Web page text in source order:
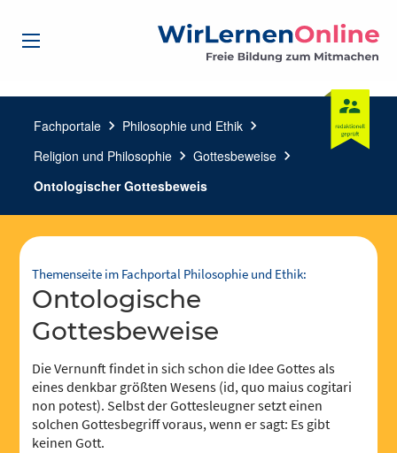
Fachportale chevron_right Philosophie und Ethik chevron_right
Religion und Philosophie chevron_right Gottesbeweise chevron_right
Ontologischer Gottesbeweis
Themenseite im Fachportal Philosophie und Ethik:
ontologische
Gottesbeweise
Die Vernunft findet in sich schon die Idee Gottes als
eines denkbar größten Wesens (id, quo maius cogitari
non potest). Selbst der Gottesleugner setzt einen
solchen Gottesbegriff voraus, wenn er sagt: Es gibt
keinen Gott.